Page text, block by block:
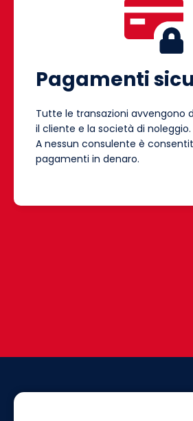
Pagamenti
Tutte le transazioni avvengono
il cliente e la società di noleggio.
A nessun consulente è
pagamenti in denaro.